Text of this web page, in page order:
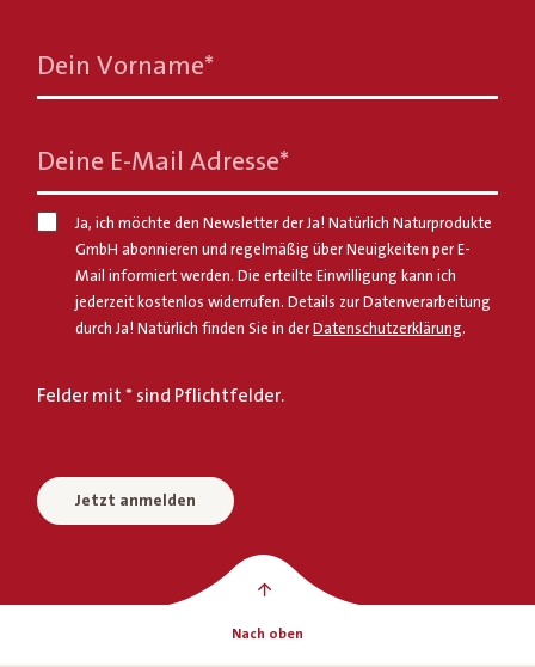
Dein Vorname*
Deine E-Mail Adresse*
Ja, ich möchte den Newsletter der Ja! Natürlich Naturprodukte
GmbH abonnieren und regelmäßig über Neuigkeiten per E-
Mail informiert werden. Die erteilte Einwilligung kann ich
jederzeit kostenlos widerrufen. Details zur Datenverarbeitung
durch Ja! Natürlich finden Sie in derDatenschutzerklärung.
Felder mit * sind Pflichtfelder.
Jetzt anmelden
Nach oben